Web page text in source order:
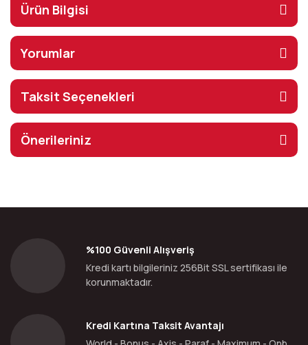
Ürün Bilgisi
Yorumlar
Taksit Seçenekleri
Önerileriniz
%100 Güvenli Alışveriş
Kredi kartı bilgileriniz 256Bit SSL sertifikası ile
korunmaktadır.
Kredi Kartına Taksit Avantajı